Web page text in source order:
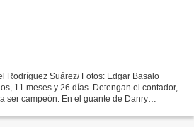
Rodríguez Suárez/ Fotos: Edgar Basalo
11 meses y 26 días. Detengan el contador,
ser campeón. En el guante de Danry